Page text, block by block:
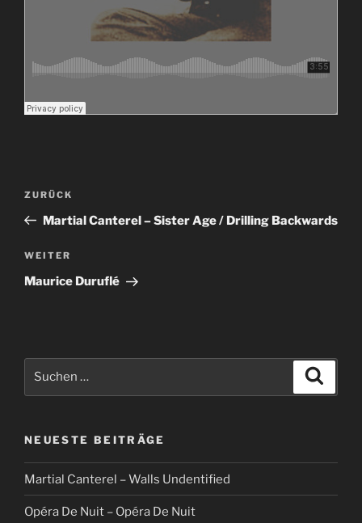
Beitragsnavigation
Vorheriger
Beitrag
ZURÜCK
Martial Canterel – Sister Age / Drilling Backwards
Nächster
Beitrag
WEITER
Maurice Duruflé
NEUESTE BEITRÄGE
Martial Canterel – Walls Undentified
Opéra De Nuit – Opéra De Nuit